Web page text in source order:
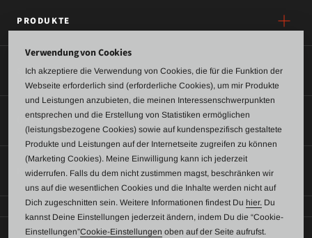
PRODUKTE
SERVICE
ÜBER UNS
KONTAKT
Verwendung von Cookies
Ich akzeptiere die Verwendung von Cookies, die für die Funktion der
Webseite erforderlich sind (erforderliche Cookies), um mir Produkte
und Leistungen anzubieten, die meinen Interessenschwerpunkten
entsprechen und die Erstellung von Statistiken ermöglichen
(leistungsbezogene Cookies) sowie auf kundenspezifisch gestaltete
Produkte und Leistungen auf der Internetseite zugreifen zu können
(Marketing Cookies). Meine Einwilligung kann ich jederzeit
widerrufen. Falls du dem nicht zustimmen magst, beschränken wir
uns auf die wesentlichen Cookies und die Inhalte werden nicht auf
Dich zugeschnitten sein. Weitere Informationen findest Du hier. Du
kannst Deine Einstellungen jederzeit ändern, indem Du die “Cookie-
Einstellungen”Cookie-Einstellungen oben auf der Seite aufrufst.